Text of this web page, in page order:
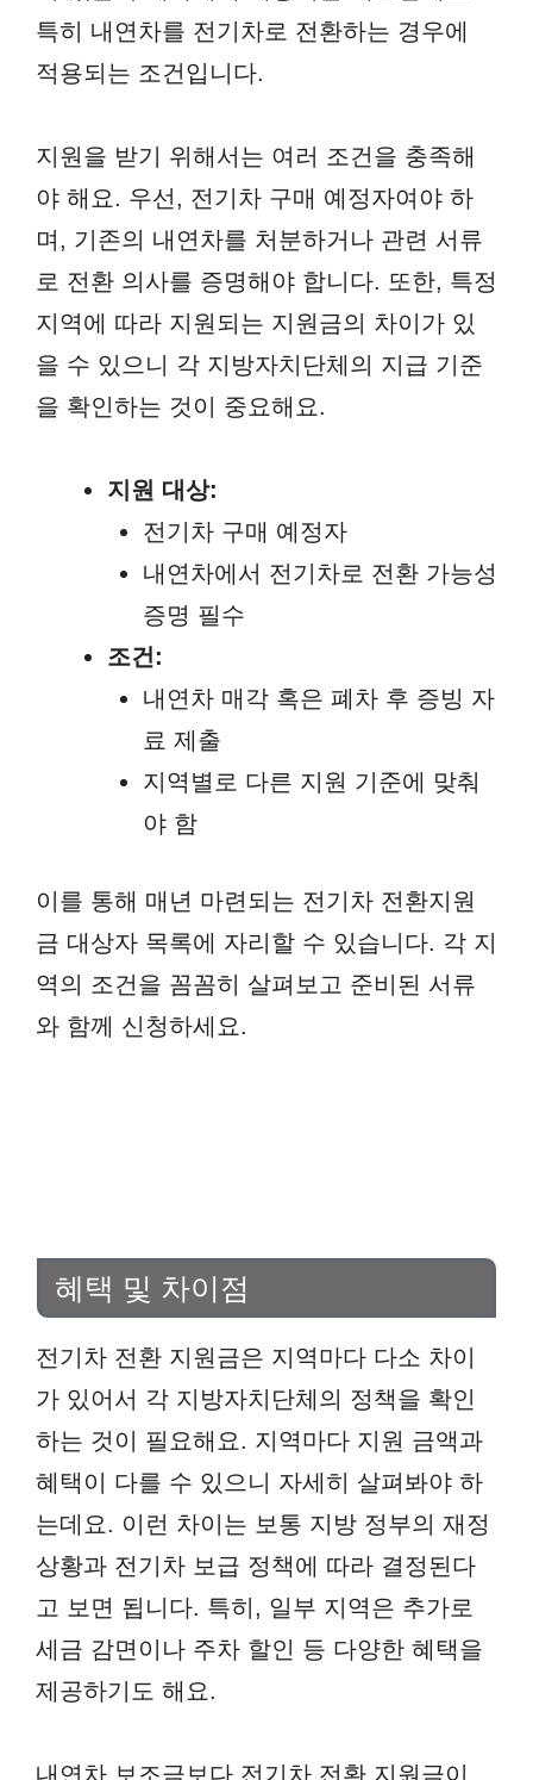
특히 내연차를 전기차로 전환하는 경우에
적용되는 조건입니다.
지원을 받기 위해서는 여러 조건을 충족해
야 해요. 우선, 전기차 구매 예정자여야 하
며, 기존의 내연차를 처분하거나 관련 서류
로 전환 의사를 증명해야 합니다. 또한, 특정
지역에 따라 지원되는 지원금의 차이가 있
을 수 있으니 각 지방자치단체의 지급 기준
을 확인하는 것이 중요해요.
지원 대상:
전기차 구매 예정자
내연차에서 전기차로 전환 가능성
증명 필수
조건:
내연차 매각 혹은 폐차 후 증빙 자
료 제출
지역별로 다른 지원 기준에 맞춰
야 함
이를 통해 매년 마련되는 전기차 전환지원
금 대상자 목록에 자리할 수 있습니다. 각 지
역의 조건을 꼼꼼히 살펴보고 준비된 서류
와 함께 신청하세요.
혜택 및 차이점
전기차 전환 지원금은 지역마다 다소 차이
가 있어서 각 지방자치단체의 정책을 확인
하는 것이 필요해요. 지역마다 지원 금액과
혜택이 다를 수 있으니 자세히 살펴봐야 하
는데요. 이런 차이는 보통 지방 정부의 재정
상황과 전기차 보급 정책에 따라 결정된다
고 보면 됩니다. 특히, 일부 지역은 추가로
세금 감면이나 주차 할인 등 다양한 혜택을
제공하기도 해요.
내연차 보조금보다 전기차 전환 지원금이